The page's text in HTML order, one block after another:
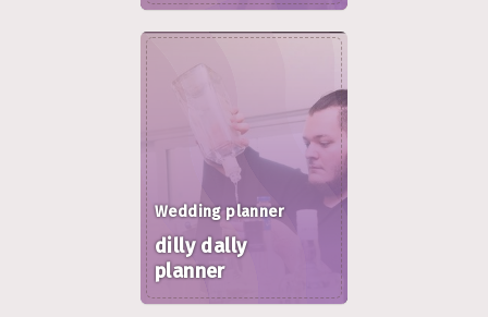
Wedding planner
dilly dally
planner